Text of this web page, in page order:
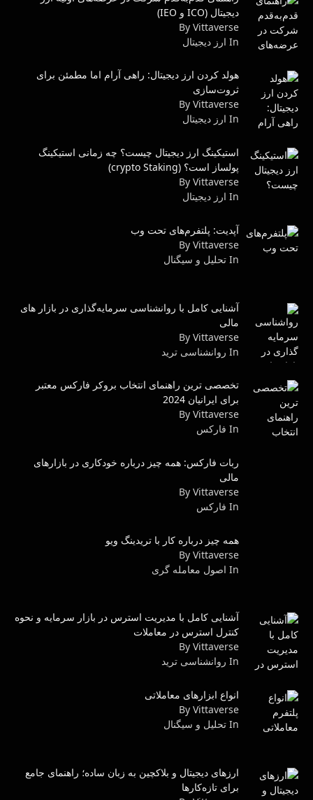
دیجیتال (ICO و IEO)
By Vittaverse
In ارز دیجیتال
هولد کردن ارز دیجیتال: راهی آرام اما مطمئن برای
ثروت‌سازی
By Vittaverse
In ارز دیجیتال
استیکینگ ارز دیجیتال چیست؟ چه زمانی استیکینگ
پولساز است؟ (crypto Staking)
By Vittaverse
In ارز دیجیتال
آپدیت: پلتفرم‌های تحت وب
By Vittaverse
In تحلیل و سیگنال
آشنایی کامل با روانشناسی سرمایه‌گذاری در بازار های
مالی
By Vittaverse
In روانشناسى ترید
تخصصی ترین راهنمای انتخاب بروکر فارکس معتبر
برای ایرانیان 2024
By Vittaverse
In فاركس
ربات فارکس: همه چیز درباره خودکاری در بازارهای
مالی
By Vittaverse
In فاركس
همه چیز درباره کار با تریدینگ ویو
By Vittaverse
In اصول معامله گرى
آشنایی کامل با مدیریت استرس در بازار سرمایه و نحوه
کنترل استرس در معاملات
By Vittaverse
In روانشناسى ترید
انواع ابزارهای معاملاتی
By Vittaverse
In تحلیل و سیگنال
ارزهای دیجیتال و بلاکچین به زبان ساده؛ راهنمای جامع
برای تازه‌کارها